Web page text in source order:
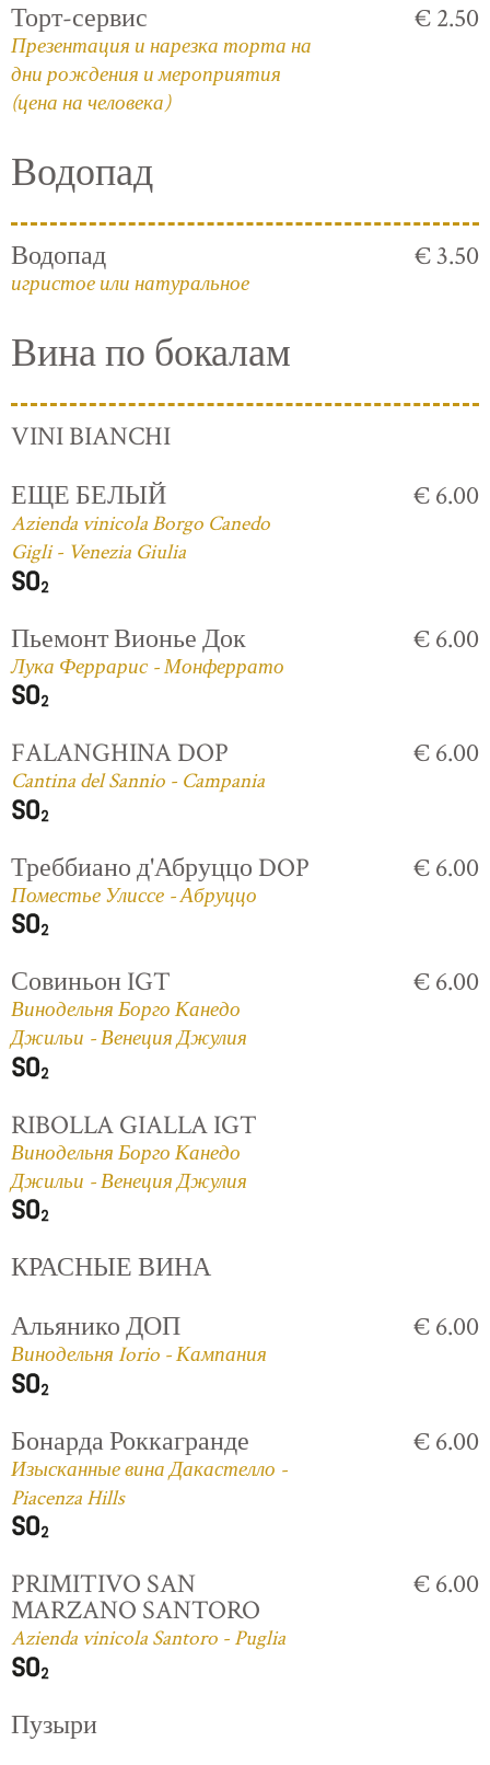
Торт-сервис
Презентация и нарезка торта на
дни рождения и мероприятия
(цена на человека)
€ 2.50
Водопад
Водопад
игристое или натуральное
€ 3.50
Вина по бокалам
VINI BIANCHI
ЕЩЕ БЕЛЫЙ
Azienda vinicola Borgo Canedo
Gigli - Venezia Giulia
€ 6.00
Пьемонт Вионье Док
Лука Феррарис - Монферрато
€ 6.00
FALANGHINA DOP
Cantina del Sannio - Campania
€ 6.00
Треббиано д'Абруццо DOP
Поместье Улиссе - Абруццо
€ 6.00
Совиньон IGT
Винодельня Борго Канедо
Джильи - Венеция Джулия
€ 6.00
RIBOLLA GIALLA IGT
Винодельня Борго Канедо
Джильи - Венеция Джулия
КРАСНЫЕ ВИНА
Альянико ДОП
Винодельня Iorio - Кампания
€ 6.00
Бонарда Роккагранде
Изысканные вина Дакастелло -
Piacenza Hills
€ 6.00
PRIMITIVO SAN
MARZANO SANTORO
Azienda vinicola Santoro - Puglia
€ 6.00
Пузыри